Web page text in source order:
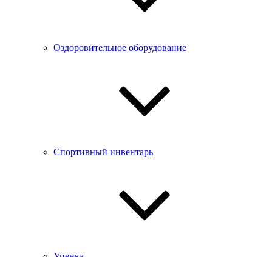
Оздоровительное оборудование
Спортивный инвентарь